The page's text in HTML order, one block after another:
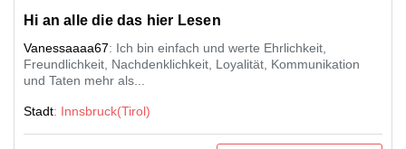
Hi an alle die das hier Lesen
Vanessaaaa67: Ich bin einfach und werte Ehrlichkeit,
Freundlichkeit, Nachdenklichkeit, Loyalität, Kommunikation
und Taten mehr als...
Stadt: Innsbruck(Tirol)